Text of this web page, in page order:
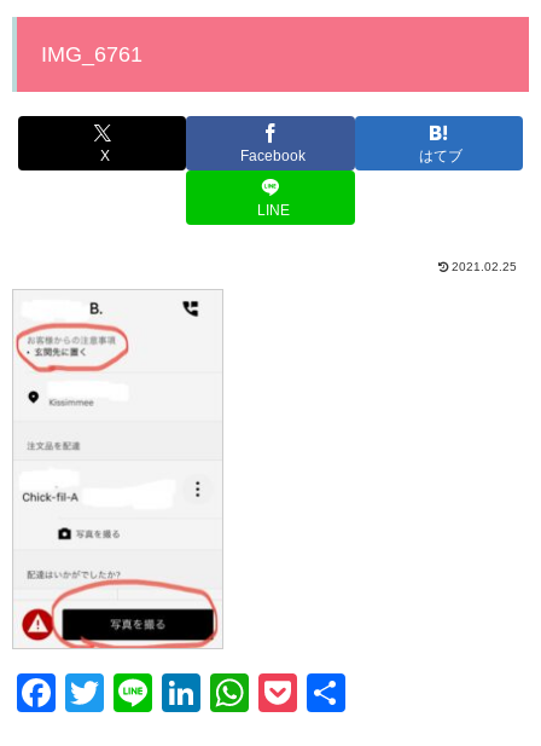
IMG_6761
X Facebook はてブ
LINE
2021.02.25
F
T
Li
Li
W P